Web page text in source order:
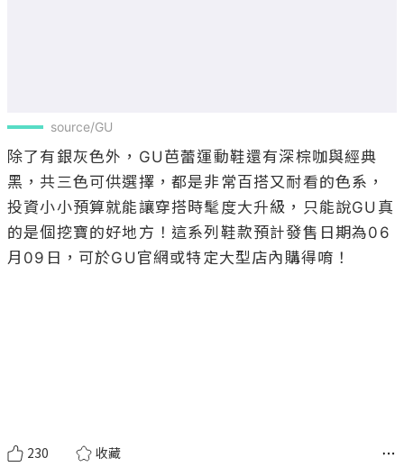
source/GU
除了有銀灰色外，GU芭蕾運動鞋還有深棕咖與經典
黑，共三色可供選擇，都是非常百搭又耐看的色系，
投資小小預算就能讓穿搭時髦度大升級，只能說GU真
的是個挖寶的好地方！這系列鞋款預計發售日期為06
月09日，可於GU官網或特定大型店內購得唷！
230 收藏